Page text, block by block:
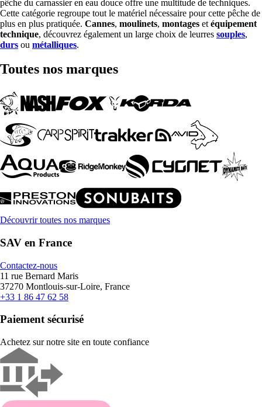
pêche du carnassier en eau douce offre une multitude de techniques.
Cette catégorie regroupe tout le matériel nécessaire pour cette pêche de
plus en plus pratiquée. Cannes, moulinets, montages et équipement
technique, découvrez également un large choix de leurres souples,
durs ou métalliques.
Toutes nos marques
Découvrir toutes nos marques
SAV en France
Contactez-nous
11 rue Bernard Maris
37270 Montlouis-sur-Loire, France
+33 1 86 47 62 58
Paiement sécurisé
Achetez sur notre site en toute confiance